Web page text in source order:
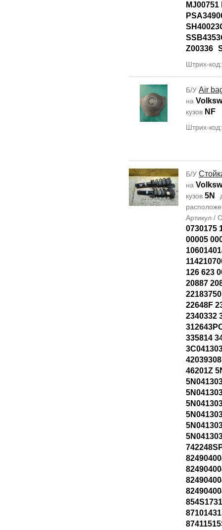
MJ00751
Z00336
Штрих-
Б/У Air
на
кузов NF
Штрих-
Б/У
на
кузов 5N
Артикул /
0730175
00005
126 623
20887
22648F
2340332
335814
46201Z